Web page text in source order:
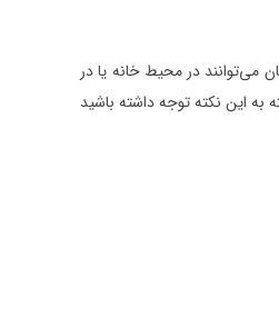
می‌توانند در محیط خانه یا در
این نکته توجه داشته باشید